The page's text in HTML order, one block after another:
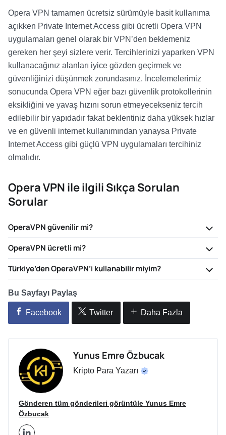
Opera VPN tamamen ücretsiz sürümüyle basit kullanıma
açıkken Private Internet Access gibi ücretli Opera VPN
uygulamaları genel olarak bir VPN’den beklemeniz
gereken her şeyi sizlere verir. Tercihlerinizi yaparken VPN
kullanacağınız alanları iyice gözden geçirmek ve
güvenliğinizi düşünmek zorundasınız. İncelemelerimiz
sonucunda Opera VPN eğer bazı güvenlik protokollerinin
eksikliğini ve yavaş hızını sorun etmeyecekseniz tercih
edilebilir bir yapıdadır fakat beklentiniz daha yüksek hızlar
ve en güvenli internet kullanımından yanaysa Private
Internet Access gibi güçlü VPN uygulamaları tercihiniz
olmalıdır.
Opera VPN ile ilgili Sıkça Sorulan
Sorular
OperaVPN güvenilir mi?
OperaVPN ücretli mi?
Türkiye’den OperaVPN’i kullanabilir miyim?
Bu Sayfayı Paylaş
Facebook Twitter Daha Fazla
Yunus Emre Özbucak
Kripto Para Yazarı
Gönderen tüm gönderileri görüntüle Yunus Emre
Özbucak